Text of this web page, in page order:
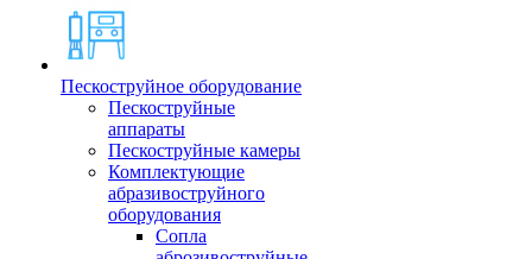
Пескоструйное оборудование
Пескоструйные
аппараты
Пескоструйные камеры
Комплектующие
абразивоструйного
оборудования
Сопла